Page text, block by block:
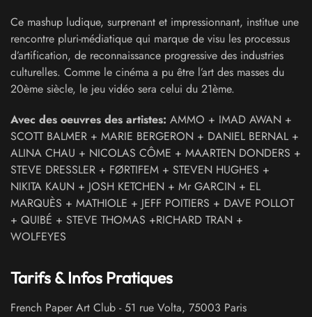
Ce mashup ludique, surprenant et impressionnant, institue une
rencontre pluri-médiatique qui marque de visu les processus
d’artification, de reconnaissance progressive des industries
culturelles. Comme le cinéma a pu être l’art des masses du
20ème siècle, le jeu vidéo sera celui du 21ème.
Avec des oeuvres des artistes: AMMO + IMAD AWAN +
SCOTT BALMER + MARIE BERGERON + DANIEL BERNAL +
ALINA CHAU + NICOLAS CÔME + MAARTEN DONDERS +
STEVE DRESSLER + FØRTIFEM + STEVEN HUGHES +
NIKITA KAUN + JOSH KETCHEN + Mr GARCIN + EL
MARQUÈS + MATHIOLE + JEFF POITIERS + DAVE POLLOT
+ QUIBÉ + STEVE THOMAS +RICHARD TRAN +
WOLFEYES
Tarifs & Infos Pratiques
French Paper Art Club -51 rue Volta, 75003 Paris